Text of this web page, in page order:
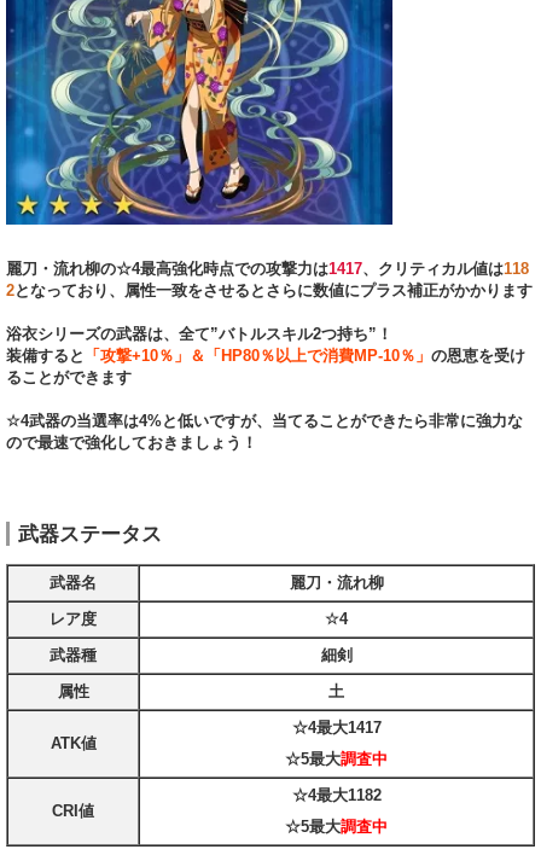
麗刀・流れ柳の☆4最高強化時点での攻撃力は1417、クリティカル値は118
2となっており、属性一致をさせるとさらに数値にプラス補正がかかります
浴衣シリーズの武器は、全て”バトルスキル2つ持ち”！
装備すると 「攻撃+10％」＆「HP80％以上で消費MP-10％」 の恩恵を受け
ることができます
☆4武器の当選率は4%と低いですが、当てることができたら非常に強力な
ので最速で強化しておきましょう！
武器ステータス
武器名
麗刀・流れ柳
レア度
☆4
武器種
細剣
属性
土
ATK値
☆4最大1417
☆5最大調査中
CRI値
☆4最大1182
☆5最大調査中